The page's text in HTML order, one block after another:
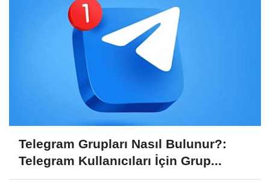
Telegram Grupları Nasıl Bulunur?:
Telegram Kullanıcıları İçin Grup...